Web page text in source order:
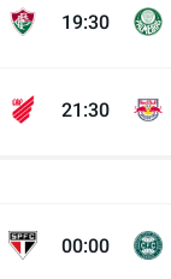
19:30
21:30
00:00